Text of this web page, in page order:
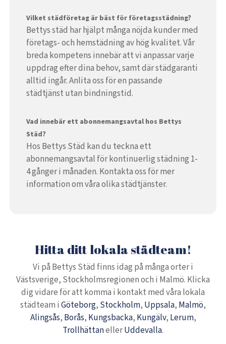
Vilket städföretag är bäst för företagsstädning?
Bettys städ har hjälpt många nöjda kunder med
företags- och hemstädning av hög kvalitet. Vår
breda kompetens innebär att vi anpassar varje
uppdrag efter dina behov, samt där städgaranti
alltid ingår. Anlita oss för en passande
städtjänst utan bindningstid.
Vad innebär ett abonnemangsavtal hos Bettys
Städ?
Hos Bettys Städ kan du teckna ett
abonnemangsavtal för kontinuerlig städning 1-
4 gånger i månaden. Kontakta oss för mer
information om våra olika städtjänster.
Hitta ditt lokala städteam!
Vi på Bettys Städ finns idag på många orter i
Västsverige, Stockholmsregionen och i Malmö. Klicka
dig vidare för att komma i kontakt med våra lokala
städteam i Göteborg, Stockholm, Uppsala, Malmö,
Alingsås, Borås, Kungsbacka, Kungälv, Lerum,
TrollhättanellerUddevalla.